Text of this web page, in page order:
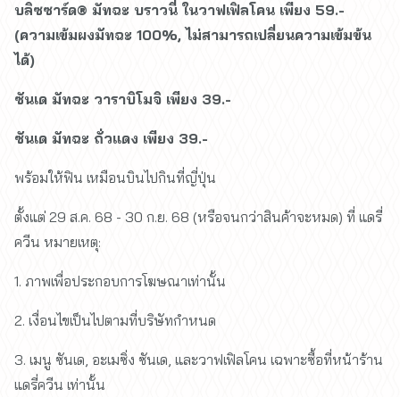
บลิซซาร์ด® มัทฉะ บราวนี่ ในวาฟเฟิลโคน เพียง 59.-
(ความเข้มผงมัทฉะ 100%, ไม่สามารถเปลี่ยนความเข้มข้น
ได้)
ซันเด มัทฉะ วาราบิโมจิ เพียง 39.-
ซันเด มัทฉะ ถั่วแดง เพียง 39.-
พร้อมให้ฟิน เหมือนบินไปกินที่ญี่ปุ่น
ตั้งแต่ 29 ส.ค. 68 - 30 ก.ย. 68 (หรือจนกว่าสินค้าจะหมด) ที่ แดรี่
ควีน หมายเหตุ:
1. ภาพเพื่อประกอบการโฆษณาเท่านั้น
2. เงื่อนไขเป็นไปตามที่บริษัทกำหนด
3. เมนู ซันเด, อะเมซิ่ง ซันเด, และวาฟเฟิลโคน เฉพาะซื้อที่หน้าร้าน
แดรี่ควีน เท่านั้น